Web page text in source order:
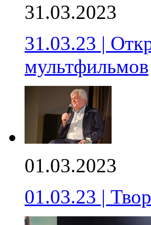
31.03.2023
31.03.23 |
мультфильмов
01.03.2023
01.03.23 |